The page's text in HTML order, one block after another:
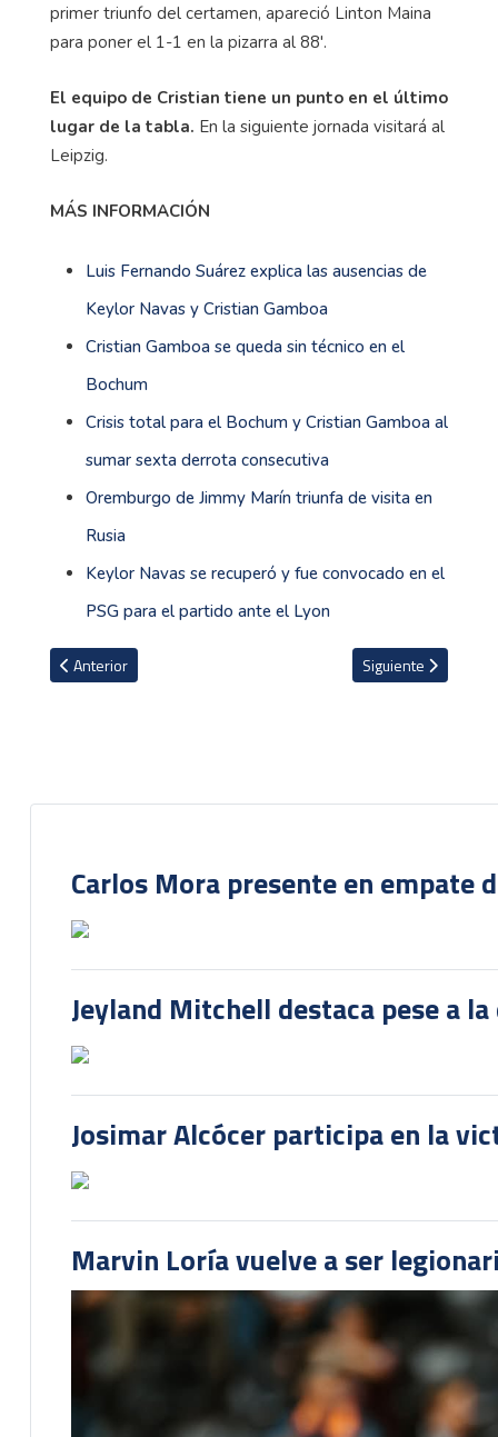
primer triunfo del certamen, apareció Linton Maina
para poner el 1-1 en la pizarra al 88'.
El equipo de Cristian tiene un punto en el último
lugar de la tabla. En la siguiente jornada visitará al
Leipzig.
MÁS INFORMACIÓN
Luis Fernando Suárez explica las ausencias de
Keylor Navas y Cristian Gamboa
Cristian Gamboa se queda sin técnico en el
Bochum
Crisis total para el Bochum y Cristian Gamboa al
sumar sexta derrota consecutiva
Oremburgo de Jimmy Marín triunfa de visita en
Rusia
Keylor Navas se recuperó y fue convocado en el
PSG para el partido ante el Lyon
Artículo anterior: Con gol de Messi y Keylor Navas suplente el
Anterior Artículo siguiente:
Siguiente
Carlos Mora presente en empate
Jeyland Mitchell destaca pese a
Josimar Alcócer participa en la
Marvin Loría vuelve a ser